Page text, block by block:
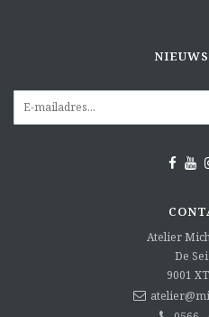
Atelier
De
9001 XT